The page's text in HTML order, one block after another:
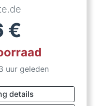
€
uur geleden
details